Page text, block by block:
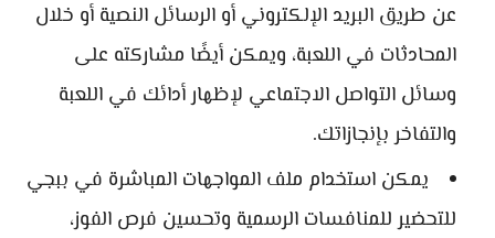
عن طريق البريد الإلكتروني أو الرسائل النصية أو خلال
المحادثات في اللعبة، ويمكن أيضًا مشاركته على
وسائل التواصل الاجتماعي لإظهار أدائك في اللعبة
والتفاخر بإنجازاتك.
يمكن استخدام ملف المواجهات المباشرة في ببجي
للتحضير للمنافسات الرسمية وتحسين فرص الفوز،